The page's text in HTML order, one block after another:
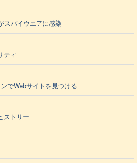
スパイウエアに感染
ティ
でWebサイトを見つける
ストリー